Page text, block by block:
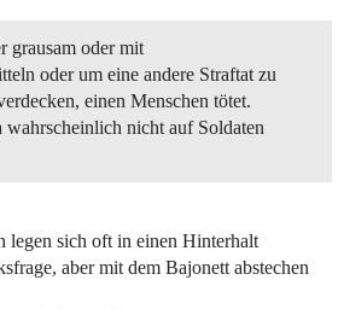
oder mit
oder um eine andere Straftat zu
einen Menschen tötet.
nicht auf Soldaten
legen sich oft in einen Hinterhalt
aber mit dem Bajonett abstechen